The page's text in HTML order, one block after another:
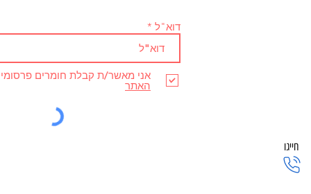
חייגו
דוא"ל
אני מאשר/ת קבלת חומרים
האתר